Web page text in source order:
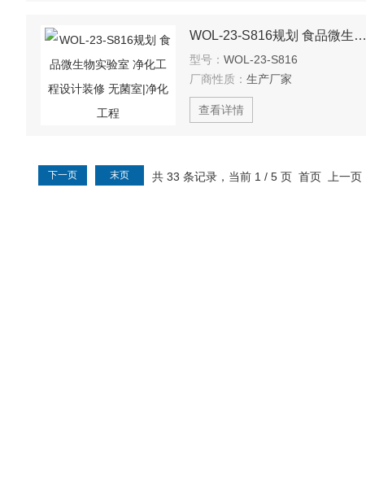
WOL-23-S816规划 食品微生物实验室 净化工程设计装修 无菌室|净化工程
型号： WOL-23-S816
厂商性质： 生产厂家
查看详情
共 33 条记录，当前 1 / 5 页 首页 上一页
下一页 末页